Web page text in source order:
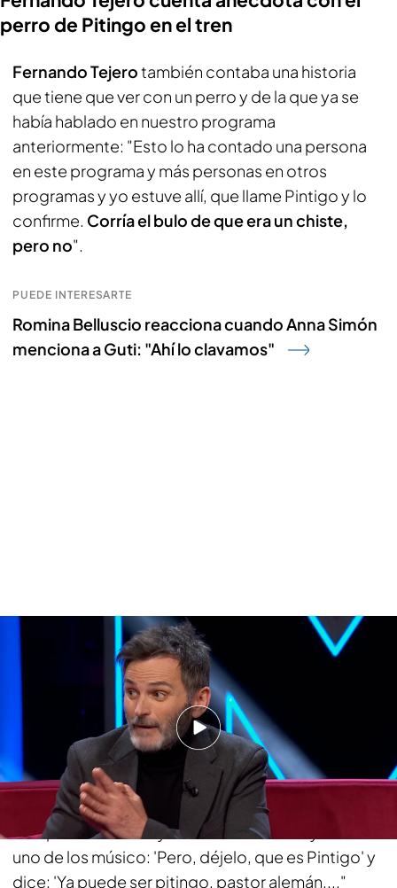
perro de Pitingo en el tren
Fernando Tejerotambién contaba una historia
que tiene que ver con un perro y de la que ya se
había hablado en nuestro programa
anteriormente: "Esto lo ha contado una persona
en este programa y más personas en otros
programas y yo estuve allí, que llame Pintigo y lo
confirme. Corría el bulo de que era un chiste,
pero no".
PUEDE INTERESARTE
Romina Belluscio reacciona cuando Anna Simón
menciona a Guti: "Ahí lo clavamos"
Fernando Tejero cuenta anécdota con el perro de Pitingo en el tren: "Eso lo
"Yo iba en un tren, veníamos de un festival, estaba
también Ana Belén. Pintigo había cantado en ese
festival y este llevaba a su perro en el regazo, pasa
el revisor y le dice que el perro tiene que ir en el
trasportín porque son las normas. Vuelve a pasar el
revisor y se lo vuelve a decir, este vuelve a pasar, al
rato pasa una chica y se lo vuelve a decir y dice
uno de los músico: 'Pero, déjelo, que es Pintigo' y
dice: 'Ya puede ser pitingo, pastor alemán,..."